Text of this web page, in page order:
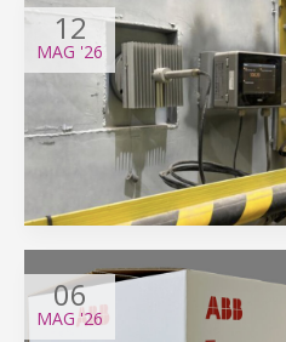
12
MAG '26
06
MAG'26